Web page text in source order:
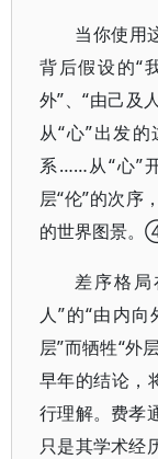
当你使用
背后假设的“
外”、“由己及
从“心”出发
系……从“心”
层“伦”的次序
的世界图景
差序格局
人”的“由内
层”而牺牲“外
早年的结论，
行理解。费孝
只是其学术经